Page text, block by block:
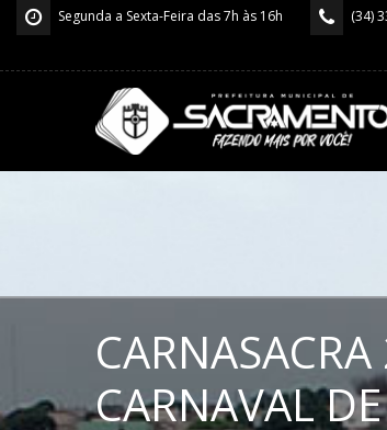
Segunda a Sexta-Feira das 7h às 16h (34)
CARNAVAL